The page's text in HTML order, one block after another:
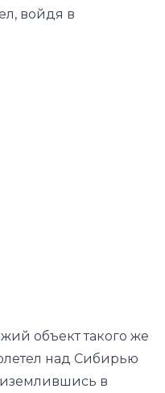
войдя в
объект такого же
над Сибирью
в